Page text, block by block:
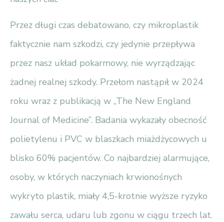
Przez długi czas debatowano, czy mikroplastik
faktycznie nam szkodzi, czy jedynie przepływa
przez nasz układ pokarmowy, nie wyrządzając
żadnej realnej szkody. Przełom nastąpił w 2024
roku wraz z publikacją w „The New England
Journal of Medicine”. Badania wykazały obecność
polietylenu i PVC w blaszkach miażdżycowych u
blisko 60% pacjentów. Co najbardziej alarmujące,
osoby, w których naczyniach krwionośnych
wykryto plastik, miały 4,5-krotnie wyższe ryzyko
zawału serca, udaru lub zgonu w ciągu trzech lat.